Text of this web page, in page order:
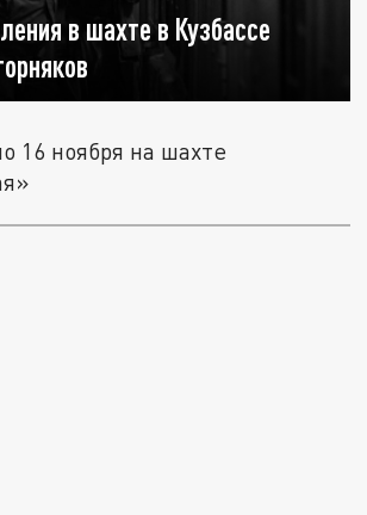
в шахте в Кузбассе
16 ноября на шахте